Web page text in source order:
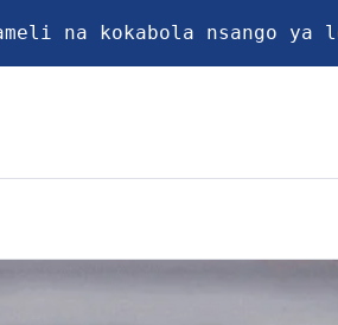
na kokabola nsango